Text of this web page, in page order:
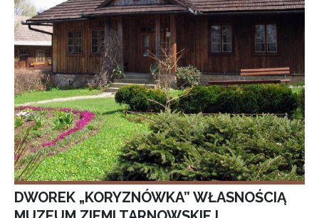
DWOREK „KORYZNÓWKA” WŁASNOŚCIĄ